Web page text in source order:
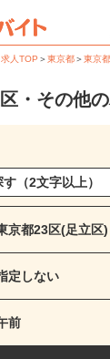
人TOP ＞東京都＞東京
・その他
京都23区(足立区)
定しない
前